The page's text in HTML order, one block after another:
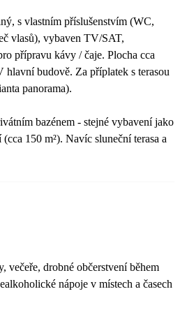
s vlastním příslušenstvím (WC,
vlasů), vybaven TV/SAT,
přípravu kávy / čaje. Plocha cca
hlavní budově. Za příplatek s terasou
panorama).
bazénem - stejné vybavení jako
150 m²). Navíc sluneční terasa a
večeře, drobné občerstvení během
nápoje v místech a časech